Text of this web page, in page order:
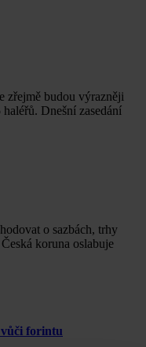
zřejmě budou výrazněji
Dnešní zasedání
o sazbách, trhy
koruna oslabuje
forintu